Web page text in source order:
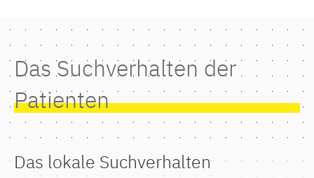
Das Suchverhalten der
Patienten
Das lokale Suchverhalten